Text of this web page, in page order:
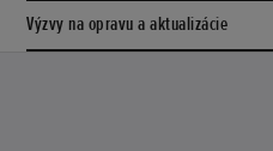
Výzvy na opravu a aktualizácie